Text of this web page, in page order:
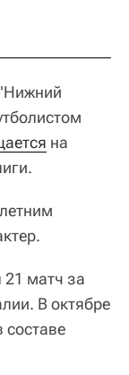
на
матч за
В октябре